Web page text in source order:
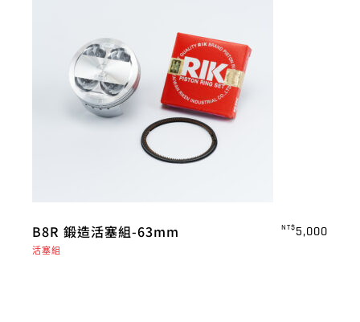
B8R 鍛造活塞組-63mm NT$5,000
活塞組